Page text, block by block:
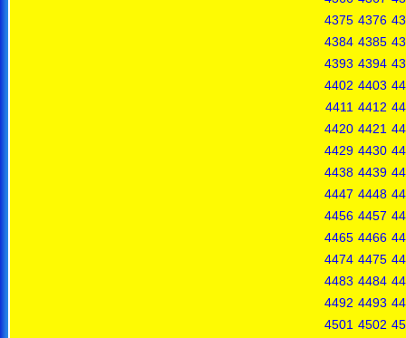
4375 4376
4384 4385
4393 4394
4402 4403
4411 4412
4420 4421
4429 4430
4438 4439
4447 4448
4456 4457
4465 4466
4474 4475
4483 4484
4492 4493
4501 4502